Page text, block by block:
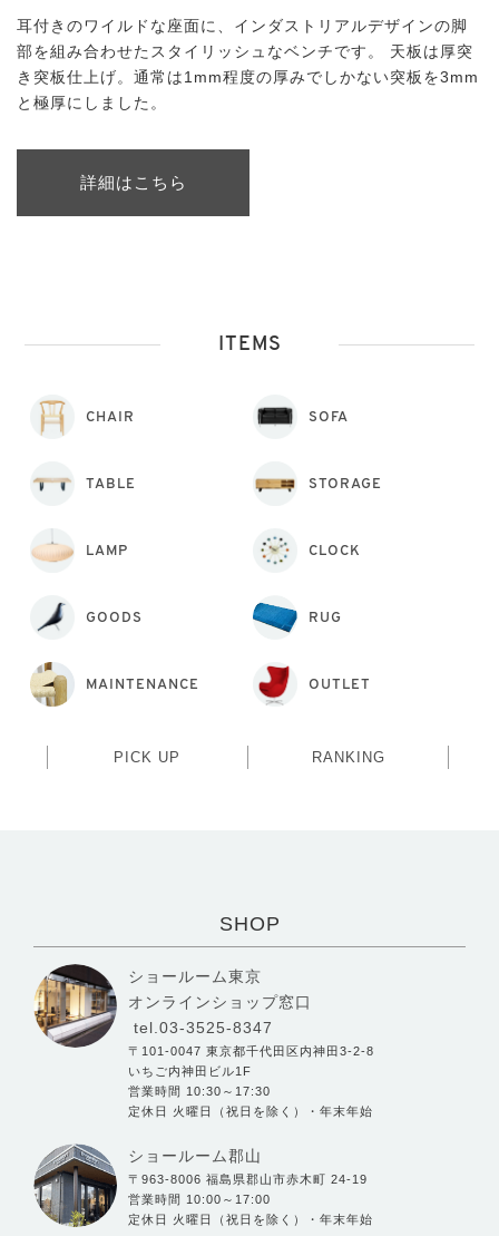
耳付きのワイルドな座面に、インダストリアルデザインの脚
部を組み合わせたスタイリッシュなベンチです。 天板は厚突
き突板仕上げ。通常は1mm程度の厚みでしかない突板を3mm
と極厚にしました。
詳細はこちら
ITEMS
CHAIR SOFA
TABLE STORAGE
LAMP CLOCK
GOODS RUG
MAINTENANCE OUTLET
PICK UP RANKING
SHOP
ショールーム東京
オンラインショップ窓口
tel.03-3525-8347
〒101-0047 東京都千代田区内神田3-2-8
いちご内神田ビル1F
営業時間 10:30～17:30
定休日 火曜日（祝日を除く）・年末年始
ショールーム郡山
〒963-8006 福島県郡山市赤木町 24-19
営業時間 10:00～17:00
定休日 火曜日（祝日を除く）・年末年始